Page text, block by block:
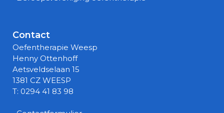
Contact
Oefentherapie Weesp
Henny Ottenhoff
Aetsveldselaan 15
1381 CZ WEESP
T: 0294 41 83 98